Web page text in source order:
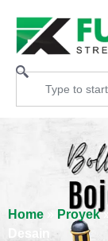
Home Proyek»
Desain